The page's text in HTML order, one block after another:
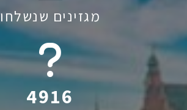
מגזינים שנשלחו
6045